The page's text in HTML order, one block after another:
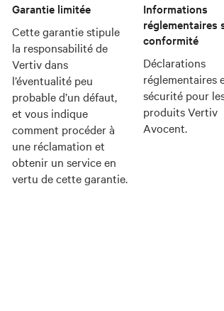
Garantie limitée
Cette garantie stipule
la responsabilité de
Vertiv dans
l’éventualité peu
probable d’un défaut,
et vous indique
comment procéder à
une réclamation et
obtenir un service en
vertu de cette garantie.
Informations
réglementaires
conformité
Déclarations
réglementaires
sécurité pour
produits Vertiv
Avocent.